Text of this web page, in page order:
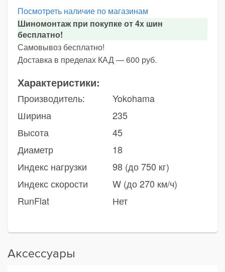
Посмотреть наличие по магазинам
Шиномонтаж при покупке от 4х шин
бесплатно!
Самовывоз бесплатно!
Доставка в пределах КАД — 600 руб.
Характеристики:
Производитель:
Yokohama
Ширина
235
Высота
45
Диаметр
18
Индекс нагрузки
98 (до 750 кг)
Индекс скорости
W (до 270 км/ч)
RunFlat
Нет
Аксессуары